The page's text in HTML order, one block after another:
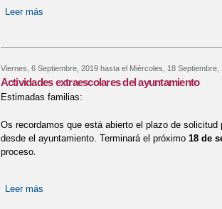
Leer más
Viernes, 6 Septiembre, 2019hasta el Miércoles, 18 Septiembre,
Actividades extraescolares del ayuntamiento
Estimadas familias:
Os recordamos que está abierto el plazo de solicitud
desde el ayuntamiento. Terminará el próximo 18 de
proceso.
Leer más